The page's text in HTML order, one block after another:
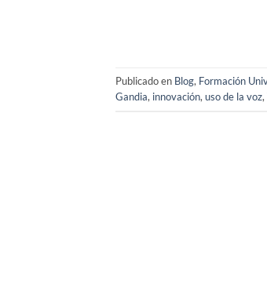
Publicado en Blog, Formación
Gandia, innovación, uso de la voz,